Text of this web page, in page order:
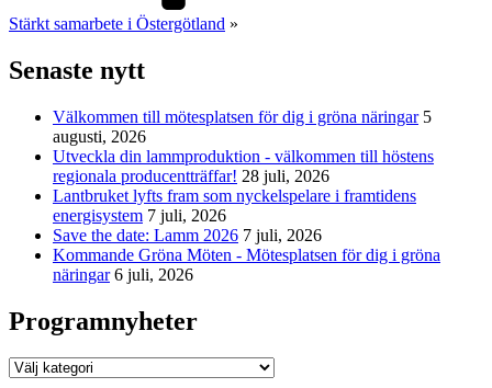
Stärkt samarbete i Östergötland »
Senaste nytt
Välkommen till mötesplatsen för dig i gröna näringar 5
augusti, 2026
Utveckla din lammproduktion - välkommen till höstens
regionala producentträffar! 28 juli, 2026
Lantbruket lyfts fram som nyckelspelare i framtidens
energisystem 7 juli, 2026
Save the date: Lamm 2026 7 juli, 2026
Kommande Gröna Möten - Mötesplatsen för dig i gröna
näringar 6 juli, 2026
Programnyheter
Programnyheter